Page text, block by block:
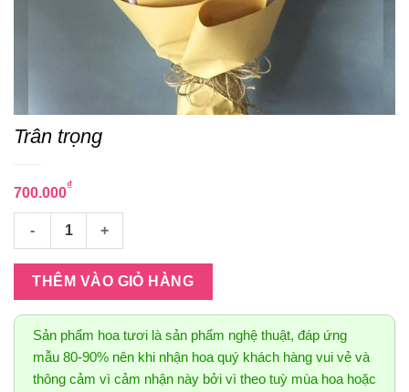
Trân trọng
700.000₫
Trân trọng số lượng
THÊM VÀO GIỎ HÀNG
Sản phẩm hoa tươi là sản phẩm nghệ thuật, đáp ứng
mẫu 80-90% nên khi nhận hoa quý khách hàng vui vẻ và
thông cảm vì cảm nhận này bởi vì theo tuỳ mùa hoa hoặc